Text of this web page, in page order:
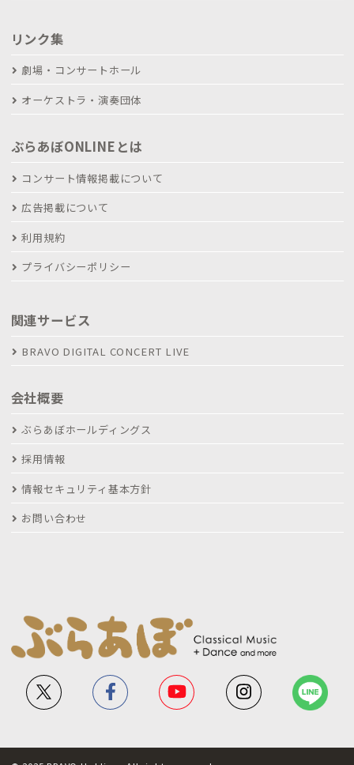
リンク集
劇場・コンサートホール
オーケストラ・演奏団体
ぶらあぼONLINEとは
コンサート情報掲載について
広告掲載について
利用規約
プライバシーポリシー
関連サービス
BRAVO DIGITAL CONCERT LIVE
会社概要
ぶらあぼホールディングス
採用情報
情報セキュリティ基本方針
お問い合わせ